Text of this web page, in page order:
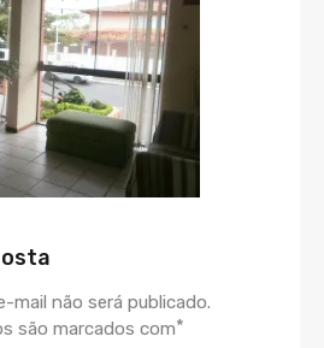
mail não será publicado.
são marcados com*